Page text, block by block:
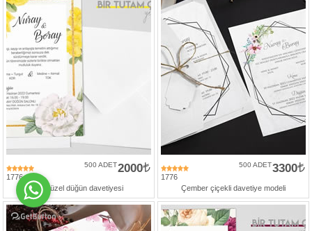
1776
2000
500 ADET
En güzel düğün davetiyesi
1776
3300
500 ADET
Çember çiçekli davetiye modeli